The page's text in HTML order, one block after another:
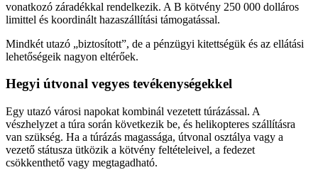
vonatkozó záradékkal rendelkezik. A B kötvény 250 000 dolláros
limittel és koordinált hazaszállítási támogatással.
Mindkét utazó „biztosított”, de a pénzügyi kitettségük és az ellátási
lehetőségeik nagyon eltérőek.
Hegyi útvonal vegyes tevékenységekkel
Egy utazó városi napokat kombinál vezetett túrázással. A
vészhelyzet a túra során következik be, és helikopteres szállításra
van szükség. Ha a túrázás magassága, útvonal osztálya vagy a
vezető státusza ütközik a kötvény feltételeivel, a fedezet
csökkenthető vagy megtagadható.